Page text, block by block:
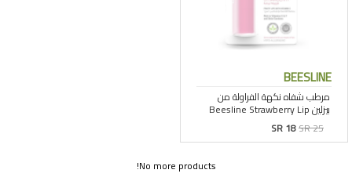
BEESLINE
SR 18SR 25
No more products!